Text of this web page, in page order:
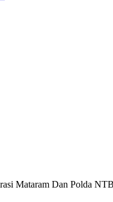
Mataram Dan Polda